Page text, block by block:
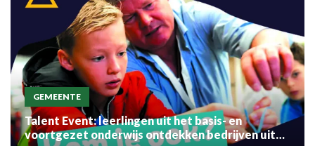
GEMEENTE
Talent Event: leerlingen uit het basis- en
voortgezet onderwijs ontdekken bedrijven uit